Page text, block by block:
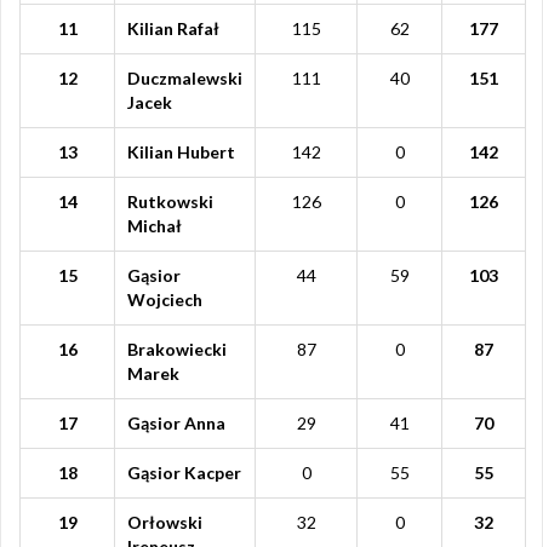
11 Kilian Rafał 115 62 177
12
Duczmalewski
Jacek
111 40 151
13 Kilian Hubert 142 0 142
14
Rutkowski
Michał
126 0 126
15
Gąsior
Wojciech
44 59 103
16
Brakowiecki
Marek
87 0 87
17 Gąsior Anna 29 41 70
18 Gąsior Kacper 0 55 55
19
Orłowski
32 0 32